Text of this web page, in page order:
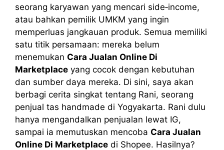
seorang karyawan yang mencari side‑income,
atau bahkan pemilik UMKM yang ingin
memperluas jangkauan produk. Semua memiliki
satu titik persamaan: mereka belum
menemukan Cara Jualan Online Di
Marketplace yang cocok dengan kebutuhan
dan sumber daya mereka. Di sini, saya akan
berbagi cerita singkat tentang Rani, seorang
penjual tas handmade di Yogyakarta. Rani dulu
hanya mengandalkan penjualan lewat IG,
sampai ia memutuskan mencoba Cara Jualan
Online Di Marketplace di Shopee. Hasilnya?